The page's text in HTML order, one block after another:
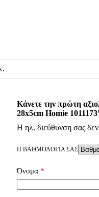
Κάνετε την πρώτη
28x5cm Homie
Η ηλ. διεύθυνση σας δεν
Η ΒΑΘΜΟΛΟΓΊΑ ΣΑΣ
Όνομα*